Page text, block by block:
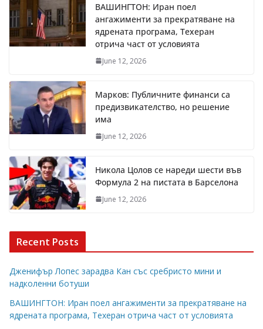
ВАШИНГТОН: Иран поел
ангажименти за прекратяване на
ядрената програма, Техеран
отрича част от условията
June 12, 2026
Марков: Публичните финанси са
предизвикателство, но решение
има
June 12, 2026
Никола Цолов се нареди шести във
Формула 2 на пистата в Барселона
June 12, 2026
Recent Posts
Дженифър Лопес зарадва Кан със сребристо мини и
надколенни ботуши
ВАШИНГТОН: Иран поел ангажименти за прекратяване на
ядрената програма, Техеран отрича част от условията